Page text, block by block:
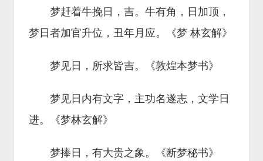
梦赶着牛挽日，吉。牛有角，日加顶，
梦日者加官升位，丑年月应。《梦 林玄解》
梦见日，所求皆吉。《敦煌本梦书》
梦见日内有文字，主功名遂志，文学日
进。《梦林玄解》
梦捧日，有大贵之象。《断梦秘书》